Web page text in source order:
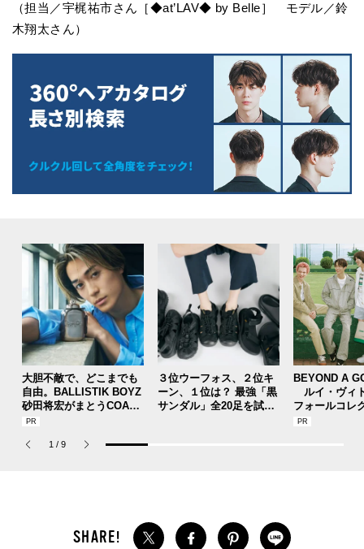
（担当／宇梶祐市さん［◆at’LAV◆ by Belle］ モデル／鈴
木翔太さん）
大胆不敵で、どこまでも
自由。BALLISTIK BOYZ
砂田将宏がまとうCOACH
の新作フレグランス「コ
パルファム」
３位ウーフォス、２位キ
ーン、１位は？ 最強「黒
サンダル」全20足を試着
BEYOND A
ルイ・ヴィ
フォールコレ
描くプレッピ
1 / 9